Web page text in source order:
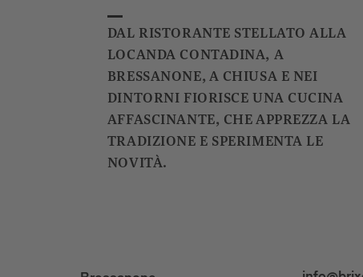
DAL RISTORANTE STELLATO ALLA
LOCANDA CONTADINA, A
BRESSANONE, A CHIUSA E NEI
DINTORNI FIORISCE UNA CUCINA
AFFASCINANTE, CHE APPREZZA LA
TRADIZIONE E SPERIMENTA LE
NOVITÀ.